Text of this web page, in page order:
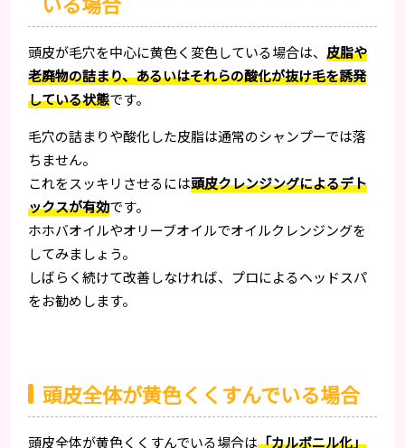
頭皮が毛穴を中心に黄色く変色している場合は、皮脂や
老廃物の詰まり、あるいはそれらの酸化が抜け毛を誘発
している状態です。
毛穴の詰まりや酸化した皮脂は通常のシャンプーでは落
ちません。
これをスッキリさせるには頭皮クレンジングによるデト
ックスが有効です。
ホホバオイルやオリーブオイルでオイルクレンジングを
してみましょう。
しばらく続けて改善しなければ、プロによるヘッドスパ
をお勧めします。
頭皮全体が黄色くくすんでいる場合
頭皮全体が黄色くくすんでいる場合は「カルボニル化」